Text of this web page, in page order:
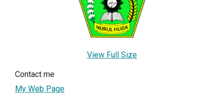
View Full Size
Contact me
My Web Page